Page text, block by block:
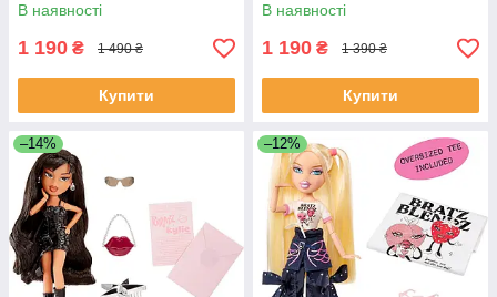
В наявності
1 190 ₴ 1 490 ₴
Купити
В наявності
1 190 ₴ 1 390 ₴
Купити
–14% –12%